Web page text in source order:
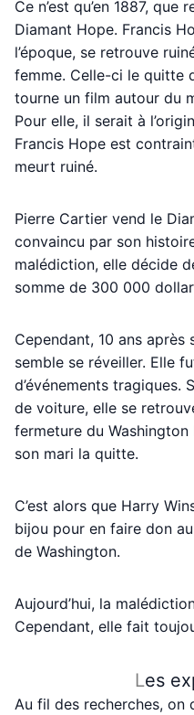
Ce n’est qu’en 1887,
Diamant Hope. Francis
l’époque, se retrouve
femme. Celle-ci le quitte
tourne un film autour du
Pour elle, il serait à
Francis Hope est
meurt ruiné.
Pierre Cartier vend le
convaincu par son
malédiction, elle décide
somme de 300 000
Cependant, 10 ans
semble se réveiller. Elle
d’événements tragiques.
de voiture, elle se
fermeture du
son mari la quitte.
C’est alors que Harry
bijou pour en faire don
de Washington.
Aujourd’hui, la
Cependant, elle fait
Les
Au fil des recherches, on